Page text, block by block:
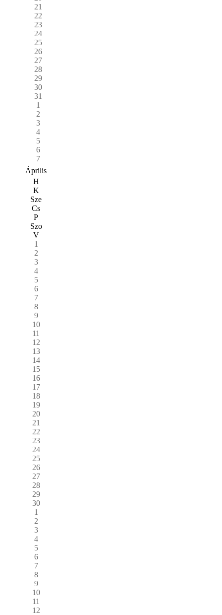
21
22
23
24
25
26
27
28
29
30
31
1
2
3
4
5
6
7
Április
H
K
Sze
Cs
P
Szo
V
1
2
3
4
5
6
7
8
9
10
11
12
13
14
15
16
17
18
19
20
21
22
23
24
25
26
27
28
29
30
1
2
3
4
5
6
7
8
9
10
11
12